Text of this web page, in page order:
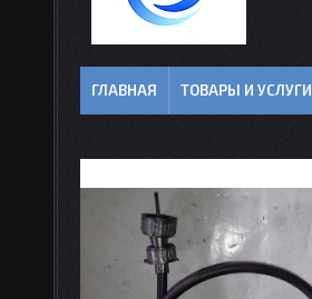
ГЛАВНАЯ ТОВАРЫ И УСЛУГИ